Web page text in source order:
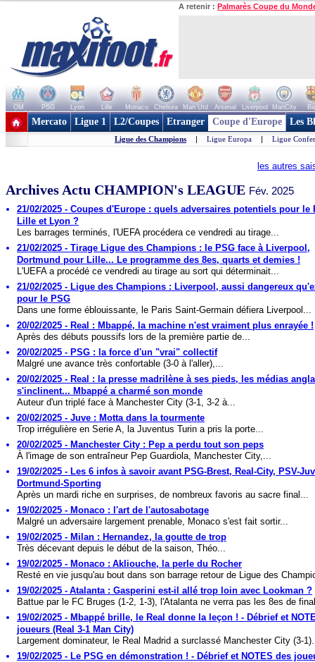
A retenir : Palmarès Coupe du
OM PSG Lyon Lille Monaco Chelsea Man Utd Arsenal Liverpool ManCity
+ de clubs
Mercato Ligue 1 L2/Coupes Etranger Coupe d'Europe Les
Ligue des Champions | Ligue Europa | Ligue
les autres
Archives Actu CHAMPION's LEAGUE Fév. 2025
21/02/2025 - Coupes d'Europe : quels adversaires potentiels pour le
Lille et Lyon ?
Les barrages terminés, l'UEFA procédera ce vendredi au tirage...
21/02/2025 - Tirage Ligue des Champions : le PSG face à Liverpool,
Dortmund pour Lille... Le programme des 8es, quarts et demies !
L'UEFA a procédé ce vendredi au tirage au sort qui déterminait...
21/02/2025 - Ligue des Champions : Liverpool, aussi dangereux
pour le PSG
Dans une forme éblouissante, le Paris Saint-Germain défiera Liverpool...
20/02/2025 - Real : Mbappé, la machine n'est vraiment plus enrayée !
Après des débuts poussifs lors de la première partie de...
20/02/2025 - PSG : la force d'un "vrai" collectif
Malgré une avance très confortable (3-0 à l'aller),...
20/02/2025 - Real : la presse madrilène à ses pieds, les médias
s'inclinent... Mbappé a charmé son monde
Auteur d'un triplé face à Manchester City (3-1, 3-2 à...
20/02/2025 - Juve : Motta dans la tourmente
Trop irrégulière en Serie A, la Juventus Turin a pris la porte...
20/02/2025 - Manchester City : Pep a perdu tout son peps
À l'image de son entraîneur Pep Guardiola, Manchester City,...
19/02/2025 - Les 6 infos à savoir avant PSG-Brest, Real-City, PSV-
Dortmund-Sporting
Après un mardi riche en surprises, de nombreux favoris au sacre final...
19/02/2025 - Monaco : l'art de l'autosabotage
Malgré un adversaire largement prenable, Monaco s'est fait sortir...
19/02/2025 - Milan : Hernandez, la goutte de trop
Très décevant depuis le début de la saison, Théo...
19/02/2025 - Monaco : Akliouche, la perle du Rocher
Resté en vie jusqu'au bout dans son barrage retour de Ligue des
19/02/2025 - Atalanta : Gasperini est-il allé trop loin avec Lookman ?
Battue par le FC Bruges (1-2, 1-3), l'Atalanta ne verra pas les 8es de
19/02/2025 - Mbappé brille, le Real donne la leçon ! - Débrief et
joueurs (Real 3-1 Man City)
Largement dominateur, le Real Madrid a surclassé Manchester City (3-
19/02/2025 - Le PSG en démonstration ! - Débrief et NOTES des